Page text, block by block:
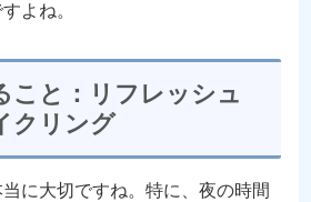
よね。
こと：リフレッシュ
クリング
に大切ですね。特に、夜の時間